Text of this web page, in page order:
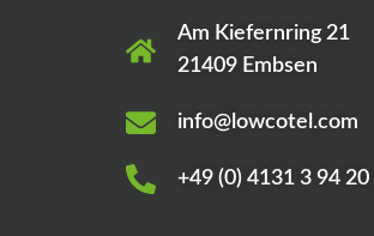
Am Kiefernring 21
21409 Embsen
info@lowcotel.com
+49 (0) 4131 3 94 20